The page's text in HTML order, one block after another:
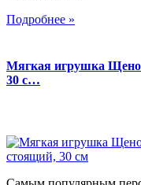
Подробнее »
Мягкая игрушка
30 с…